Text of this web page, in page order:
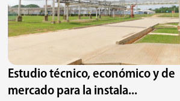
Estudio técnico, económico y de
mercado para la instala...